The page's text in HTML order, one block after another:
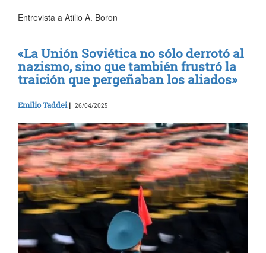
Entrevista a Atilio A. Boron
«La Unión Soviética no sólo derrotó al
nazismo, sino que también frustró la
traición que pergeñaban los aliados»
Emilio Taddei| 26/04/2025